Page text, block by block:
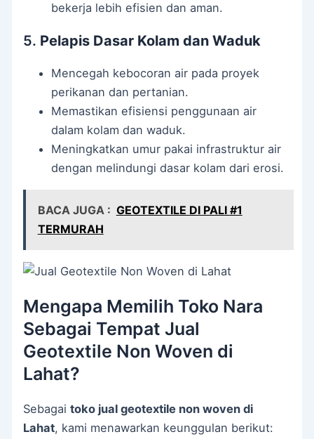
bekerja lebih efisien dan aman.
5. Pelapis Dasar Kolam dan Waduk
Mencegah kebocoran air pada proyek
perikanan dan pertanian.
Memastikan efisiensi penggunaan air
dalam kolam dan waduk.
Meningkatkan umur pakai infrastruktur air
dengan melindungi dasar kolam dari erosi.
BACA JUGA : GEOTEXTILE DI PALI #1
TERMURAH
Mengapa Memilih Toko Nara
Sebagai Tempat Jual
Geotextile Non Woven di
Lahat?
Sebagaitoko jual geotextile non woven di
Lahat, kami menawarkan keunggulan berikut: